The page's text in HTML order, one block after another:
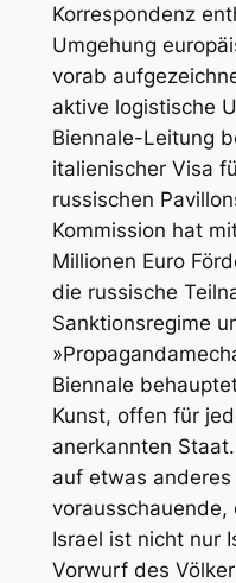
Korrespondenz
Umgehung
vorab
aktive logistische
Biennale-Leitung
italienischer Visa
russischen
Kommission hat
Millionen Euro
die russische
Sanktionsregime
Biennale
Kunst, offen für
anerkannten
auf etwas
vorausschauende,
Israel ist nicht nur
Vorwurf des